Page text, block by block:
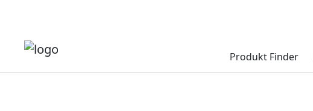
Produkt Finder